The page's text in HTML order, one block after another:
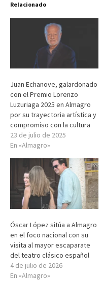
Relacionado
Juan Echanove, galardonado
con el Premio Lorenzo
Luzuriaga 2025 en Almagro
por su trayectoria artística y
compromiso con la cultura
23 de julio de 2025
En «Almagro»
Óscar López sitúa a Almagro
en el foco nacional con su
visita al mayor escaparate
del teatro clásico español
4 de julio de 2026
En «Almagro»